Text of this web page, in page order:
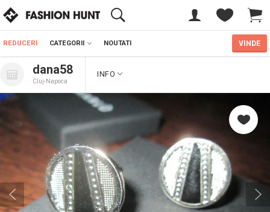
REDUCERI CATEGORII NOUTATI VINDE
dana58
Cluj-Napoca
INFO